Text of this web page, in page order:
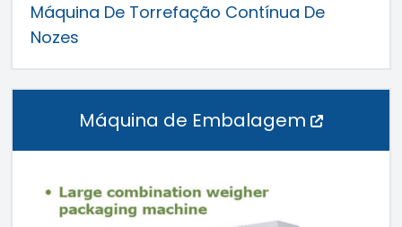
Máquina De Torrefação Contínua De
Nozes
Máquina de Embalagem